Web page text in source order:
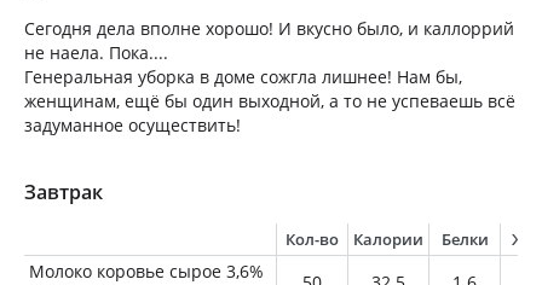
Сегодня дела вполне хорошо! И вкусно было, и каллоррий
не наела. Пока....
Генеральная уборка в доме сожгла лишнее! Нам бы,
женщинам, ещё бы один выходной, а то не успеваешь всё
задуманное осуществить!
Завтрак
Кол-во Калории Белки
Молоко коровье сырое 3,6%